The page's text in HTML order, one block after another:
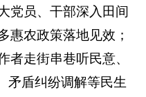
党员、干部深入田间
惠农政策落地见效；
者走街串巷听民意、
矛盾纠纷调解等民生